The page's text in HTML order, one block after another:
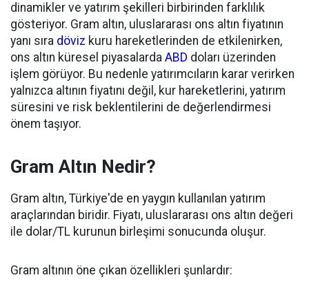
dinamikler ve yatırım şekilleri birbirinden farklılık
gösteriyor. Gram altın, uluslararası ons altın fiyatının
yanı sıra döviz kuru hareketlerinden de etkilenirken,
ons altın küresel piyasalarda ABD doları üzerinden
işlem görüyor. Bu nedenle yatırımcıların karar verirken
yalnızca altının fiyatını değil, kur hareketlerini, yatırım
süresini ve risk beklentilerini de değerlendirmesi
önem taşıyor.
Gram Altın Nedir?
Gram altın, Türkiye'de en yaygın kullanılan yatırım
araçlarından biridir. Fiyatı, uluslararası ons altın değeri
ile dolar/TL kurunun birleşimi sonucunda oluşur.
Gram altının öne çıkan özellikleri şunlardır: